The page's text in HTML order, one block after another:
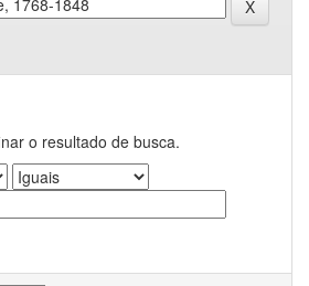
o resultado de busca.